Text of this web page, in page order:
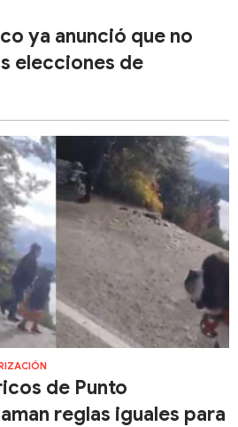
ya anunció que no
elecciones de
de Punto
reglas iguales para